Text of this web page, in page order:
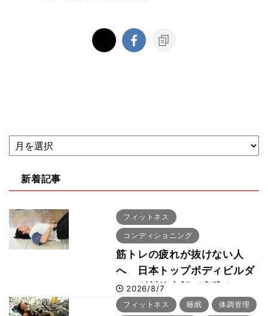
新着記事
フィットネス
コンディショニング
筋トレの疲れが抜けない人
へ 日本トップボディビルダ
ー・刈川啓志郎が実践する
「回復習慣」
2026/8/7
フィットネス 睡眠 体調管理